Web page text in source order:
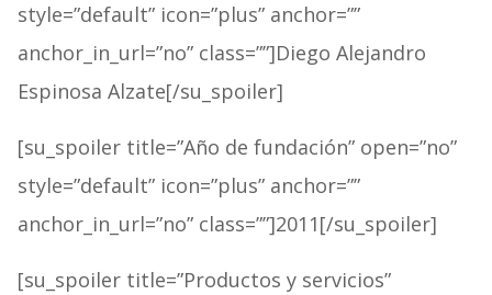
style=”default” icon=”plus” anchor=””
anchor_in_url=”no” class=””]Diego Alejandro
Espinosa Alzate[/su_spoiler]
[su_spoiler title=”Año de fundación” open=”no”
style=”default” icon=”plus” anchor=””
anchor_in_url=”no” class=””]2011[/su_spoiler]
[su_spoiler title=”Productos y servicios”